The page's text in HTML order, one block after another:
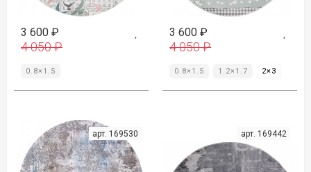
3 600 ₽
4 050₽
0.8×1.5
3 600 ₽
4 050₽
0.8×1.5 1.2×1.7 2×3
арт. 169530 арт. 169442